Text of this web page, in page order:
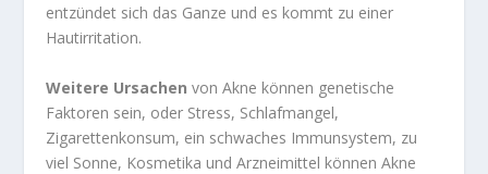
entzündet sich das Ganze und es kommt zu einer
Hautirritation.
Weitere Ursachenvon Akne können genetische
Faktoren sein, oder Stress, Schlafmangel,
Zigarettenkonsum, ein schwaches Immunsystem, zu
viel Sonne, Kosmetika und Arzneimittel können Akne